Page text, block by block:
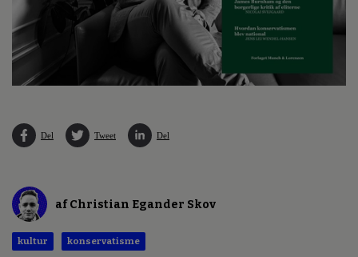
Del Tweet Del
af Christian Egander Skov
kultur konservatisme